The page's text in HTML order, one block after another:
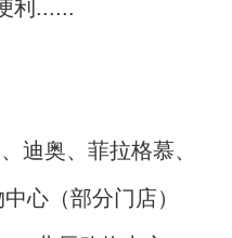
利......
迪奥、菲拉格慕、
心（部分门店）